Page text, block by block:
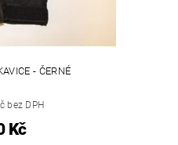
- ČERNÉ
bez DPH
Kč